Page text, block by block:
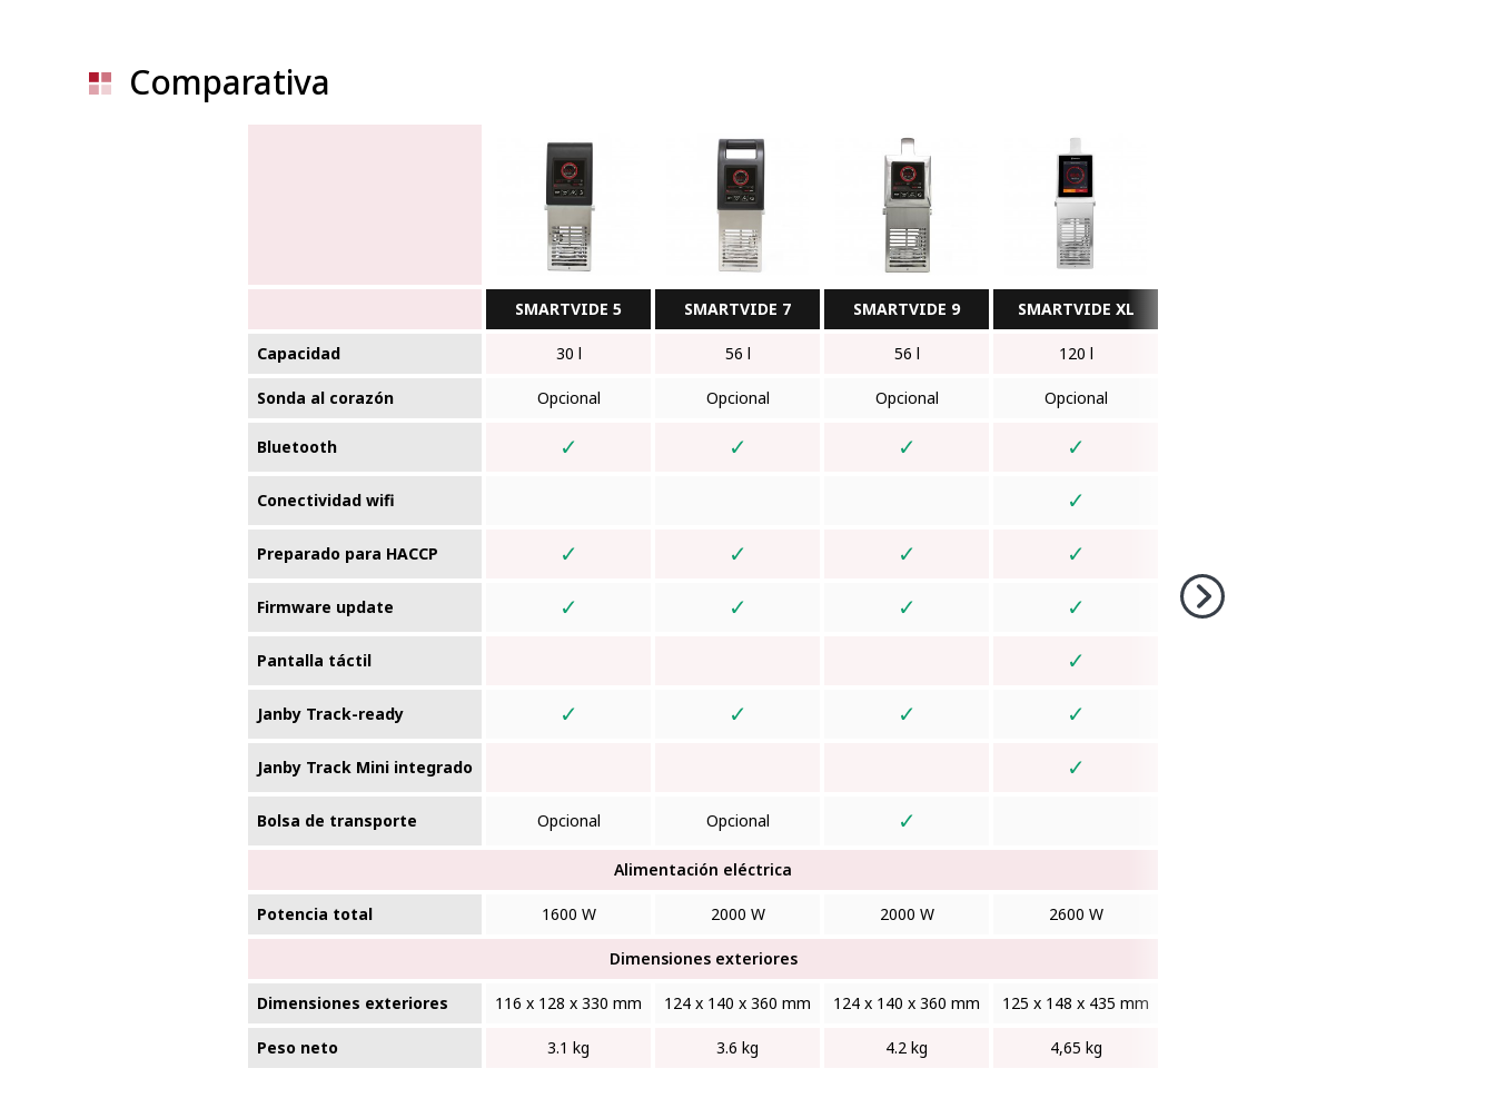
Comparativa
SMARTVIDE 5 SMARTVIDE 7 SMARTVIDE 9 SMARTVIDE XL
Capacidad 30 l 56 l 56 l 120 l
Sonda al corazón Opcional Opcional Opcional Opcional
Bluetooth ✓ ✓ ✓ ✓
Conectividad wifi ✓
Preparado para HACCP ✓ ✓ ✓ ✓
Firmware update ✓ ✓ ✓ ✓
Pantalla táctil ✓
Janby Track-ready ✓ ✓ ✓ ✓
Janby Track Mini integrado ✓
Bolsa de transporte Opcional Opcional ✓
Alimentación eléctrica
Potencia total 1600 W 2000 W 2000 W 2600 W
Dimensiones exteriores
Dimensiones exteriores 116 x 128 x 330 mm 124 x 140 x 360 mm 124 x 140 x 360 mm 125 x 148 x 435 mm
Peso neto 3.1 kg 3.6 kg 4.2 kg 4,65 kg